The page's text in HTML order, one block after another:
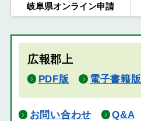
岐阜県オンライン申請
広報郡上
PDF版 電子書籍版
お問い合わせ Q&A